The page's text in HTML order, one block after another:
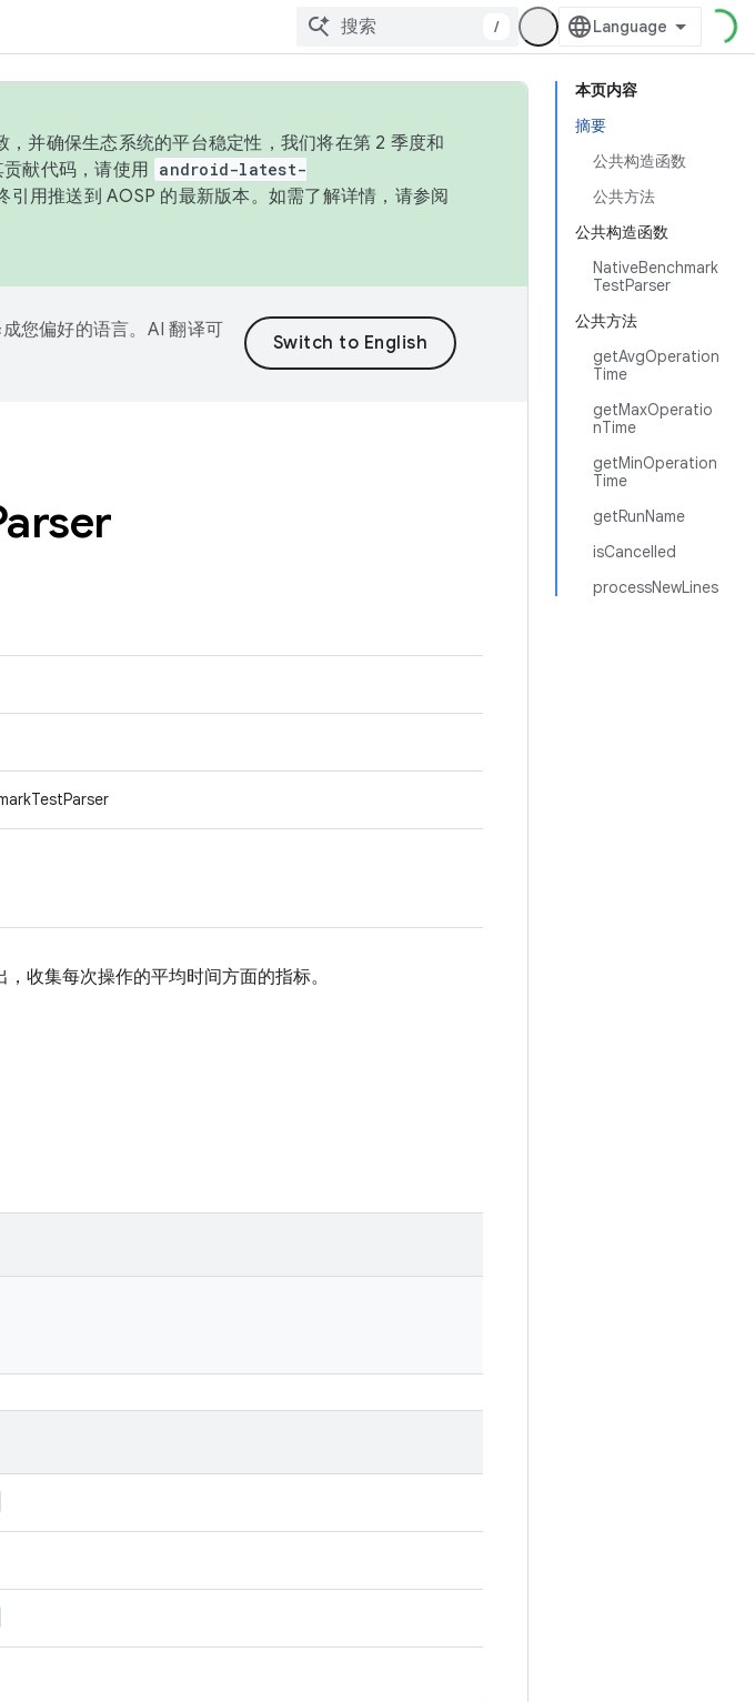
/
本页内容
摘要
公共构造函数
公共方法
公共构造函数
NativeBenchmark
TestParser
公共方法
getAvgOperation
Time
getMaxOperatio
nTime
getMinOperation
Time
getRunName
isCancelled
processNewLines
并确保生态系统的平台稳定性，我们将在第 2 季度和
献代码，请使用 android-latest-
引用推送到 AOSP 的最新版本。如需了解详情，请参阅
您偏好的语言。AI 翻译可
收集每次操作的平均时间方面的指标。